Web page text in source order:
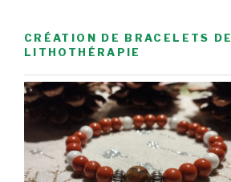
CRÉATION DE BRACELETS DE
LITHOTHÉRAPIE